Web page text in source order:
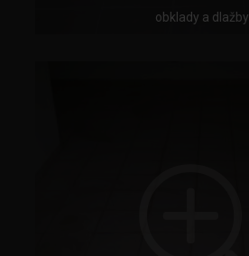
obklady a dlažby